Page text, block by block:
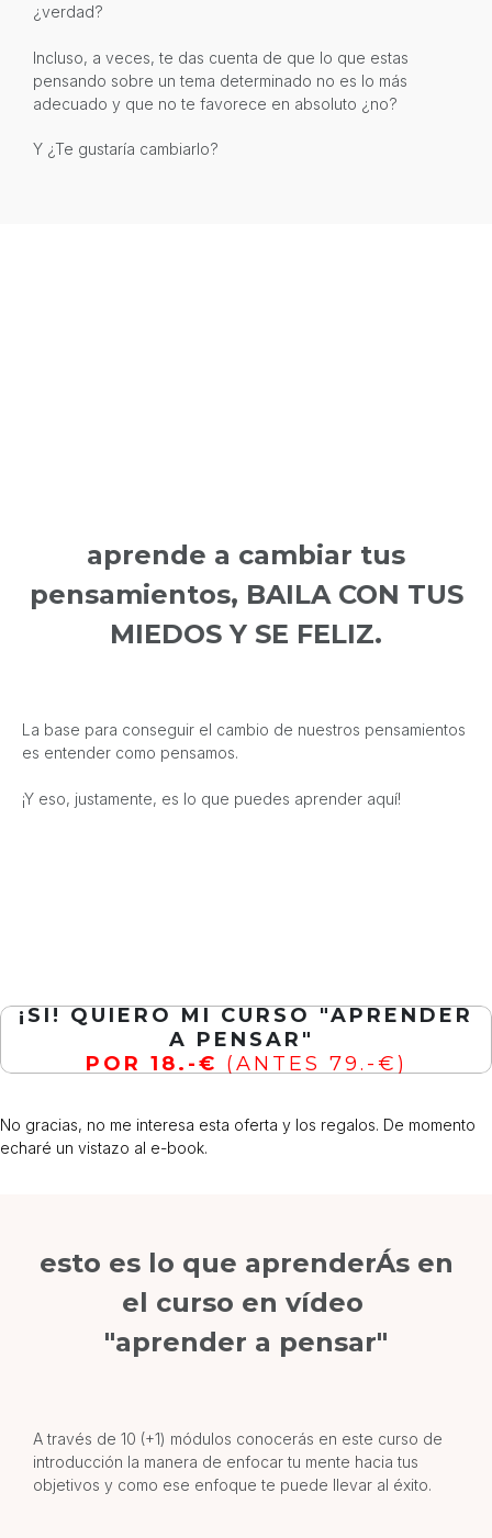
¿verdad?
Incluso, a veces, te das cuenta de que lo que estas
pensando sobre un tema determinado no es lo más
adecuado y que no te favorece en absoluto ¿no?
Y ¿Te gustaría cambiarlo?
aprende a cambiar tus
pensamientos, BAILA CON TUS
MIEDOS Y SE FELIZ.
La base para conseguir el cambio de nuestros pensamientos
es entender como pensamos.
¡Y eso, justamente, es lo que puedes aprender aquí!
¡SI! QUIERO MI CURSO "APRENDER
A PENSAR"
POR 18.-€ (ANTES 79.-€)
No gracias, no me interesa esta oferta y los regalos. De momento
echaré un vistazo al e-book.
esto es lo que aprenderÁs en
el curso en vídeo
"aprender a pensar"
A través de 10 (+1) módulos conocerás en este curso de
introducción la manera de enfocar tu mente hacia tus
objetivos y como ese enfoque te puede llevar al éxito.